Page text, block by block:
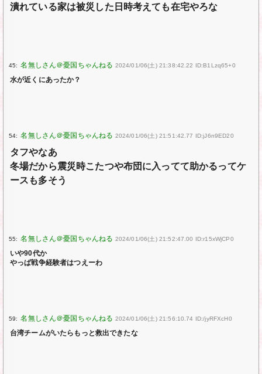
潰れている家は被災した日時考えても在宅やろな
45: 2024/01/06(土) 21:38:42.22 ID:B1Lzq65+0
水が近くにあったか？
54: 2024/01/06(土) 21:51:42.77 ID:jJ6n9ED20
タフやなあ
冬場だから震災時こたつや布団に入ってて助かるってケ
ースも多そう
55: 2024/01/06(土) 21:52:47.00 ID:r15xWjCP0
いや90代か
やっぱ戦争経験者はつえーわ
59: 2024/01/06(土) 21:56:10.74 ID:/jyRFXcH0
台湾チームがいたらもっと救出できたな